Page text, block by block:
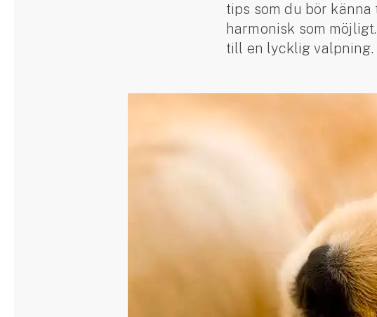
tips som du bör
harmonisk som
till en lycklig valpning.